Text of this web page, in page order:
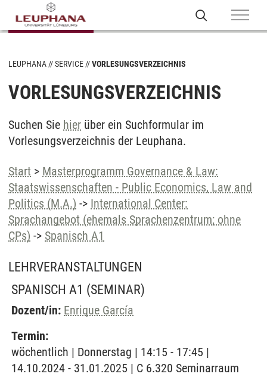
LEUPHANA SERVICE VORLESUNGSVERZEICHNIS
VORLESUNGSVERZEICHNIS
Suchen Sie hier über ein Suchformular im
Vorlesungsverzeichnis der Leuphana.
Start > Masterprogramm Governance & Law:
Staatswissenschaften - Public Economics, Law and
Politics (M.A.) -> International Center:
Sprachangebot (ehemals Sprachenzentrum; ohne
CPs) -> Spanisch A1
LEHRVERANSTALTUNGEN
SPANISCH A1 (SEMINAR)
Dozent/in: Enrique García
Termin:
wöchentlich | Donnerstag | 14:15 - 17:45 |
14.10.2024 - 31.01.2025 | C 6.320 Seminarraum